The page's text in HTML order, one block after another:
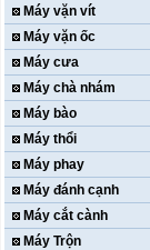
Máy vặn vít
Máy vặn ốc
Máy cưa
Máy chà nhám
Máy bào
Máy thổi
Máy phay
Máy đánh cạnh
Máy cắt cành
Máy Trộn